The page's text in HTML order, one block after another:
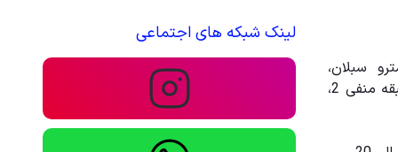
سبلان،
مجتمع تجاری تفریحی امیر، طبقه منفی 2،
لینک شبکه های اجتماعی